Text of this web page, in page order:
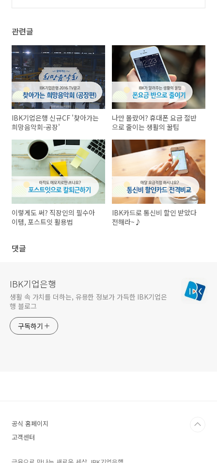
관련글
IBK기업은행 신규CF '찾아가는
희망음악회-공장'
나만 몰랐어? 휴대폰 요금 절반
으로 줄이는 생활의 꿀팁
이렇게도 써? 직장인의 필수아
이템, 포스트잇 활용법
IBK카드로 통신비 할인 받았다
전해라~♪
댓글
IBK기업은행
생활 속 가치를 더하는, 유용한 정보가 가득한 IBK기업은
행 블로그
구독하기
공식 홈페이지
고객센터